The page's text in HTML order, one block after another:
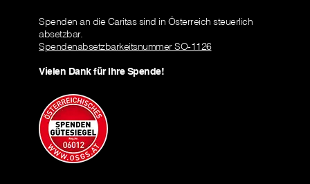
Spenden an die Caritas sind in Österreich steuerlich
absetzbar.
Spendenabsetzbarkeitsnummer SO-1126
Vielen Dank für Ihre Spende!